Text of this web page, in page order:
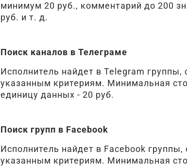
минимум 20 руб., комментарий до 200
руб. и т. д.
Поиск каналов в Телеграме
Исполнитель найдет в Telegram группы,
указанным критериям. Минимальная
единицу данных - 20 руб.
Поиск групп в Facebook
Исполнитель найдет в Facebook
указанным критериям. Минимальная